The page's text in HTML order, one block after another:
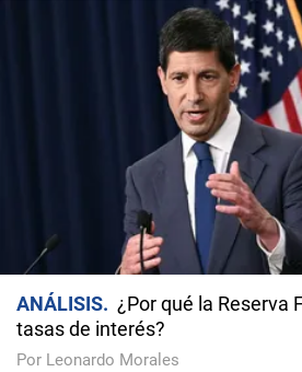
ANÁLISIS
¿Por qué la Reserva
tasas de interés?
Por Leonardo Morales